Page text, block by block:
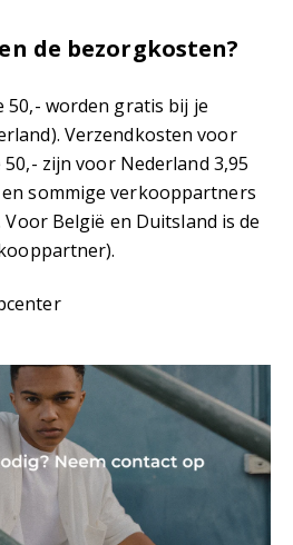
de bezorgkosten?
50,- worden gratis bij je
Verzendkosten voor
zijn voor Nederland 3,95
sommige verkooppartners
België en Duitsland is de